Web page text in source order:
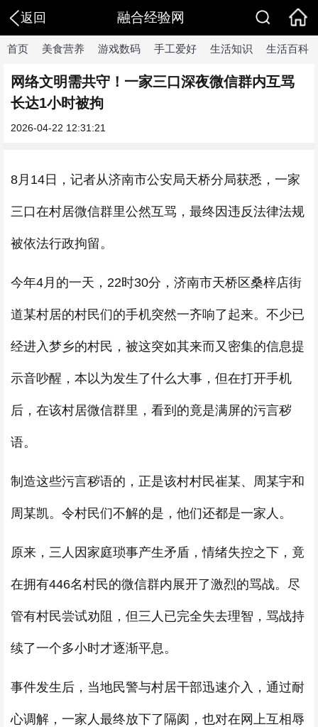
返回 融合经验网
首页 美食营养 游戏数码 手工爱好 生活知识 生活百科
网络文明需共守！一家三口深夜微信群内互骂
长达1小时被拘
2026-04-22 12:31:21
8月14日，记者从济南市公安局天桥分局获悉，一家
三口在村居微信群里公然互骂，最终因违反法律法规
被依法行政拘留。
今年4月的一天，22时30分，济南市天桥区桑梓店街
道某村居的村民们的手机突然一齐响了起来。不少已
经进入梦乡的村民，被这突如其来而又密集的信息提
示音吵醒，本以为发生了什么大事，但在打开手机
后，在该村居微信群里，看到的竟是满屏的污言秽
语。
制造这些污言秽语的，正是该村村民崔某、周某宇和
周某凯。令村民们不解的是，他们还都是一家人。
原来，三人因家庭琐事产生矛盾，情绪失控之下，竟
在拥有446名村民的微信群内展开了激烈的骂战。尽
管有村民尝试劝阻，但三人已完全失去理智，骂战持
续了一个多小时才逐渐平息。
事件发生后，当地民警与村居干部迅速介入，通过耐
心调解，一家人最终放下了隔阂，也对在网上互相辱